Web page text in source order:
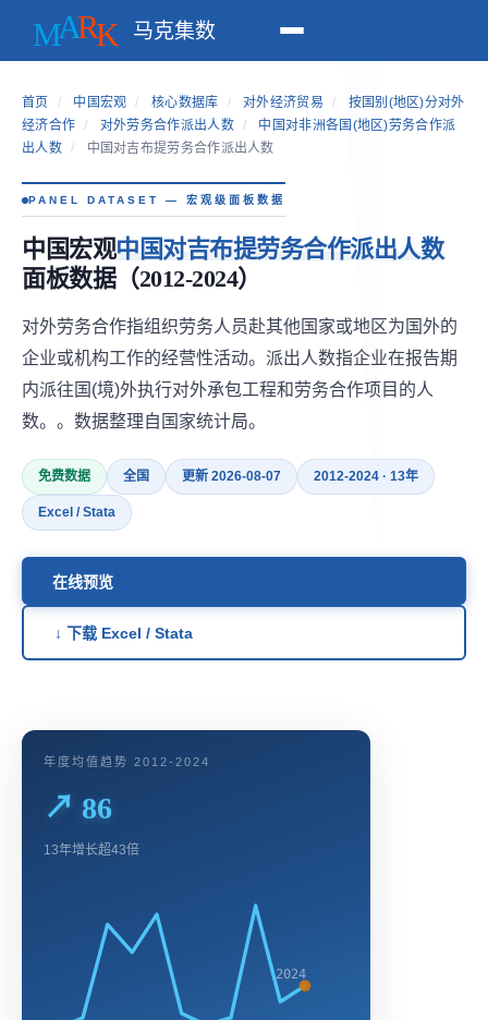
马克集数
首页 / 中国宏观 / 核心数据库 / 对外经济贸易 /
按国别(地区)分对外
经济合作 / 对外劳务合作派出人数 /
中国对非洲各国(地区)劳务合作派
出人数 / 中国对吉布提劳务合作派出人数
PANEL DATASET — 宏观级面板数据
中国宏观中国对吉布提劳务合作派出人数
面板数据（2012-2024）
对外劳务合作指组织劳务人员赴其他国家或地区为国外的
企业或机构工作的经营性活动。派出人数指企业在报告期
内派往国(境)外执行对外承包工程和劳务合作项目的人
数。。数据整理自国家统计局。
免费数据 全国 更新 2026-08-07 2012-2024 · 13年
Excel / Stata
在线预览
↓ 下载 Excel / Stata
年度均值趋势 2012-2024
↗ 86
13年增长超43倍
2024